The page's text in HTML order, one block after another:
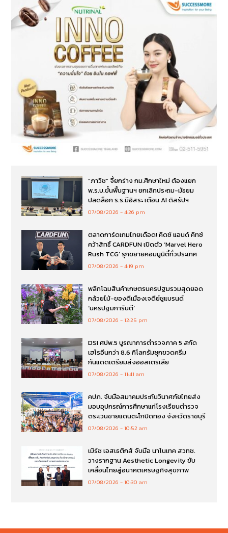
“ภาวิช” จี้ยกร่าง กม.ศึกษาใหม่ ต้องแยก
พ.ร.บ.ขั้นพื้นฐานฯ ยกเลิกประถม-มัธยม
ปลดล็อก ร.ร.มีอิสระ เตือน AI ดิสรัปฯ
07/08/2026 4:26 pm
ตลาดการ์ดเกมไทยเดือด! คิดซ์ แอนด์ คิทซ์
คว้าสิทธิ์ CARDFUN เปิดตัว ‘Marvel Hero
Rush TCG’ รุกขยายคอมมูนิตี้ทั่วประเทศ
07/08/2026 4:19 pm
พลิกโฉมสินค้าเกษตรนครปฐมรวมสุดยอด
กล้วยไม้-ของดีเมืองเจดีย์ชูแบรนด์
‘นครปฐมการันตี’
07/08/2026 12:25 pm
DSI ศปพ.5 บูรณาการตำรวจภาค 5 สกัด
เฮโรอีนกว่า 8.6 กิโลกรัมซุกขวดครีม
กันแดดเตรียมส่งออสเตรเลีย
07/08/2026 11:41 am
คปภ. จับมือสมาคมประกันวินาศภัยไทยส่ง
มอบอุปกรณ์การศึกษาแก่โรงเรียนตำรวจ
ตระเวนชายแดนตะโกปิดทอง จังหวัดราชบุรี
07/08/2026 10:52 am
เมิร์ซ เอสเธติกส์ จับมือ นาโนเทค สวทช.
วางรากฐาน Aesthetic Longevity ขับ
เคลื่อนไทยสู่อนาคตเศรษฐกิจสุขภาพ
07/08/2026 10:30 am